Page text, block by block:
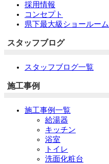
採用情報
コンセプト
県下最大級ショールーム
スタッフブログ
スタッフブログ一覧
施工事例
施工事例一覧
給湯器
キッチン
浴室
トイレ
洗面化粧台